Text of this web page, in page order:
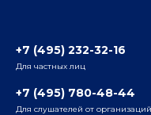
Радио
ул. Радио, д.24, корпус
+7 (495) 232-32-16
Для частных лиц
+7 (495) 780-48-44
Для слушателей от организаций